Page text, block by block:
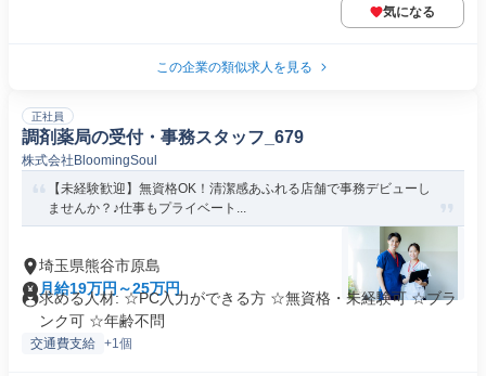
気になる
この企業の類似求人を見る
正社員
調剤薬局の受付・事務スタッフ_679
株式会社BloomingSoul
【未経験歓迎】無資格OK！清潔感あふれる店舗で事務デビューし
ませんか？♪仕事もプライベート...
埼玉県熊谷市原島
月給19万円～25万円
求める人材: ☆PC入力ができる方 ☆無資格・未経験可 ☆ブラ
ンク可 ☆年齢不問
交通費支給 +1個